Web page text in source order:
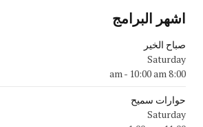
اشهر البرامج
صباح الخير
Saturday
8:00 am
- 10:00 am
حوارات سميح
Saturday